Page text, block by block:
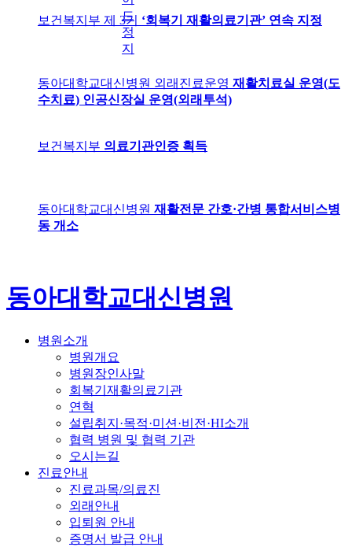
보건복지부 제 3기 ‘회복기 재활의료기관’ 연속 지정
동아대학교대신병원 외래진료운영 재활치료실 운영(도
수치료) 인공신장실 운영(외래투석)
보건복지부 의료기관인증 획득
동아대학교대신병원 재활전문 간호·간병 통합서비스병
동 개소
드
정
지
동아대학교대신병원
병원소개
병원개요
병원장인사말
회복기재활의료기관
연혁
설립취지·목적·미션·비전·HI소개
협력 병원 및 협력 기관
오시는길
진료안내
진료과목/의료진
외래안내
입퇴원 안내
증명서 발급 안내